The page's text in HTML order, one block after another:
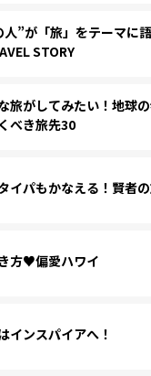
人”が「旅」をテーマに
STORY
旅がしてみたい！地球
べき旅先30
イパもかなえる！賢者
方♥偏愛ハワイ
インスパイアへ！